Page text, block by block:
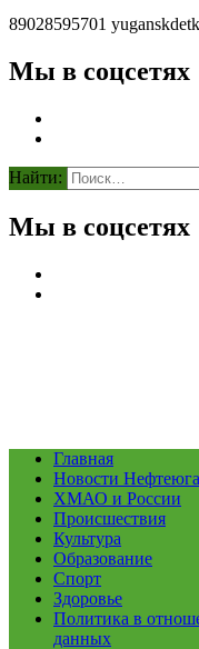
89028595701
Мы в соцсетях
Найти:
Мы в соцсетях
Главная
Новости
ХМАО и России
Происшествия
Культура
Образование
Спорт
Здоровье
Политика в
данных